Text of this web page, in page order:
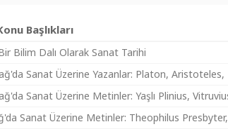
Başlıkları
Bilim Dalı Olarak Sanat Tarihi
Sanat Üzerine Yazanlar: Platon,
Sanat Üzerine Metinler: Yaşlı Plinius,
Sanat Üzerine Metinler: Theophilus